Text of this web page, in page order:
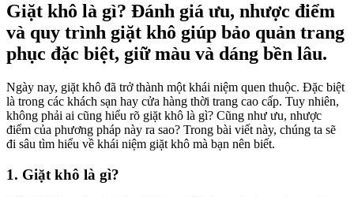
Giặt khô là gì? Đánh giá ưu, nhược điểm
và quy trình giặt khô giúp bảo quản trang
phục đặc biệt, giữ màu và dáng bền lâu.
Ngày nay, giặt khô đã trở thành một khái niệm quen thuộc. Đặc biệt
là trong các khách sạn hay cửa hàng thời trang cao cấp. Tuy nhiên,
không phải ai cũng hiểu rõ giặt khô là gì? Cũng như ưu, nhược
điểm của phương pháp này ra sao? Trong bài viết này, chúng ta sẽ
đi sâu tìm hiểu về khái niệm giặt khô mà bạn nên biết.
1. Giặt khô là gì?